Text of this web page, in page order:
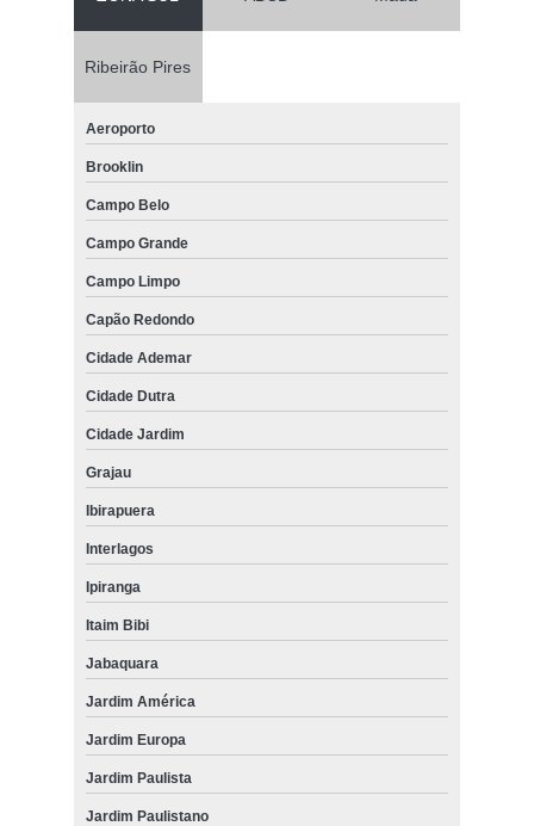
Ribeirão Pires
Aeroporto
Brooklin
Campo Belo
Campo Grande
Campo Limpo
Capão Redondo
Cidade Ademar
Cidade Dutra
Cidade Jardim
Grajau
Ibirapuera
Interlagos
Ipiranga
Itaim Bibi
Jabaquara
Jardim América
Jardim Europa
Jardim Paulista
Jardim Paulistano